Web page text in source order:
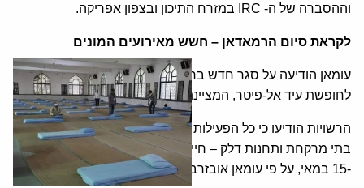
וההסברה של ה- IRC במזרח התיכון ובצפון אפריקה.
לקראת סיום הרמאדאן – חשש מאירועים המונים
עומאן הודיעה על סגר חדש ברחבי הסולטנות זאת במקביל
לחופשת עיד אל-פיטר, המציינת את סוף חודש הרמדאן הקדוש.
הרשויות הודיעו כי כל הפעילות המסחרית – למעט חנויות מכולת,
בתי מרקחת ותחנות דלק – חייבת להפסיק את הפעילות בין 8 ל
-15 במאי, על פי עומאן אובזרבר.